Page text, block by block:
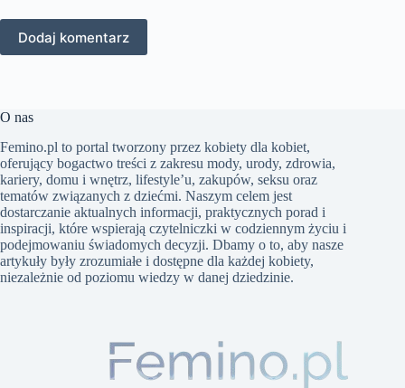
Dodaj komentarz
O nas
Femino.pl to portal tworzony przez kobiety dla kobiet,
oferujący bogactwo treści z zakresu mody, urody, zdrowia,
kariery, domu i wnętrz, lifestyle’u, zakupów, seksu oraz
tematów związanych z dziećmi. Naszym celem jest
dostarczanie aktualnych informacji, praktycznych porad i
inspiracji, które wspierają czytelniczki w codziennym życiu i
podejmowaniu świadomych decyzji. Dbamy o to, aby nasze
artykuły były zrozumiałe i dostępne dla każdej kobiety,
niezależnie od poziomu wiedzy w danej dziedzinie.